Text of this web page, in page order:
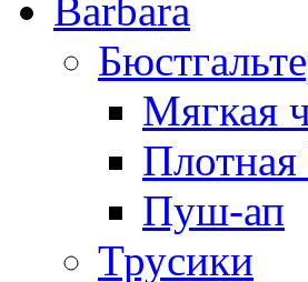
Barbara
Мягкая
Пуш-ап
Трусики